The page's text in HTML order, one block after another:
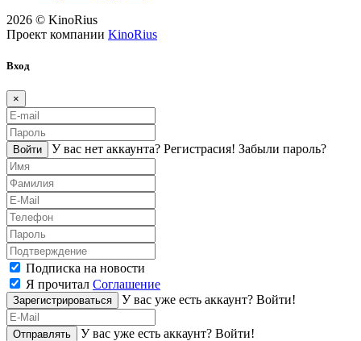
2026 © KinoRius
Проект компании KinoRius
Вход
×
Войти У вас нет аккаунта? Регистраcия! Забыли пароль?
Подписка на новости
Я прочитал Соглашение
Зарегистрироваться У вас уже есть аккаунт? Войти!
Отправлять У вас уже есть аккаунт? Войти!